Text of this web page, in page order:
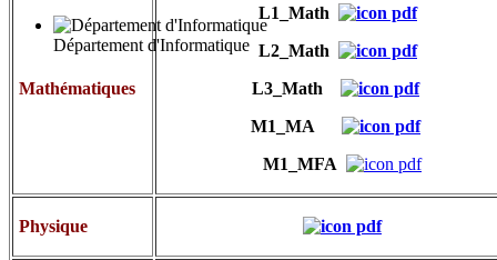
Département d'Informatique
Mathématiques
L1_Math
L2_Math
L3_Math
M1_MA
M1_MFA
Physique